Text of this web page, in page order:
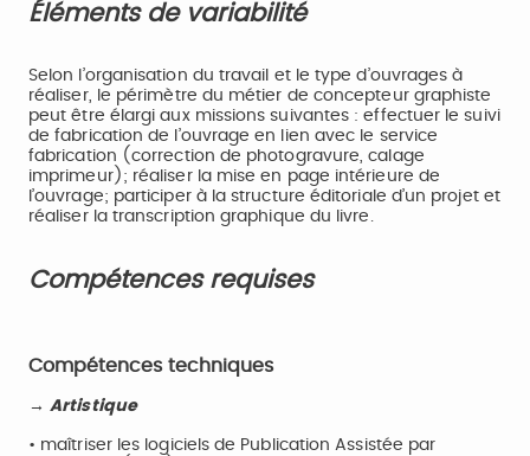
Éléments de variabilité
Selon l’organisation du travail et le type d’ouvrages à
réaliser, le périmètre du métier de concepteur graphiste
peut être élargi aux missions suivantes : effectuer le suivi
de fabrication de l’ouvrage en lien avec le service
fabrication (correction de photogravure, calage
imprimeur); réaliser la mise en page intérieure de
l’ouvrage; participer à la structure éditoriale d’un projet et
réaliser la transcription graphique du livre.
Compétences requises
Compétences techniques
→ Artistique
• maîtriser les logiciels de Publication Assistée par